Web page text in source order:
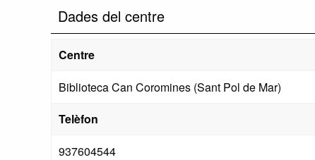
Dades del centre
Centre
Biblioteca Can Coromines (Sant Pol de Mar)
Telèfon
937604544